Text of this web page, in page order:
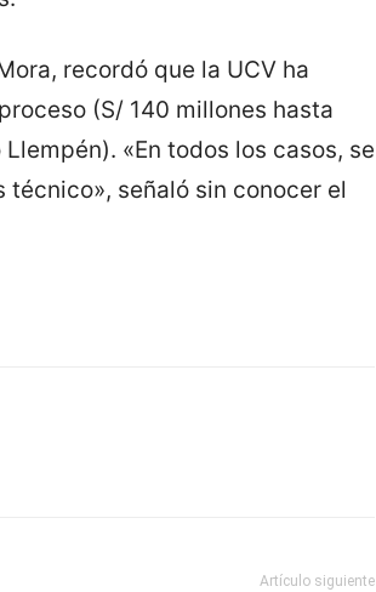
recordó que la UCV ha
(S/ 140 millones hasta
«En todos los casos, se
señaló sin conocer el
Artículo siguiente